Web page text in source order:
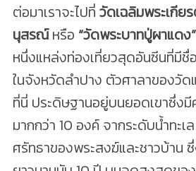
ต่อมาเราจะไปที่ วัดเฉลิมพระเกีย
นุสรณ์หรือ “วัดพระบาทปู่ผาแดง”
หนึ่งแหล่งท่องเที่ยวสุดอันซีนที่มีชื่
ในจังหวัดลำปาง ตัวศาลาของวัด
ที่นี่ ประดิษฐานอยู่บนยอดเขาซึ่งมี
มากกว่า 10 องค์ จากระดับน้ำทะ
ศรัทธาของพระสงฆ์และชาวบ้าน